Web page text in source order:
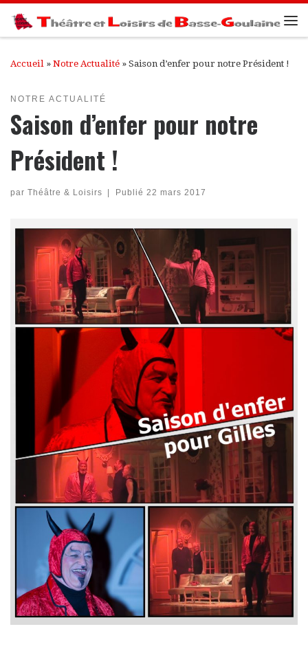
Passer au contenu
Accueil » Notre Actualité » Saison d’enfer pour notre Président !
NOTRE ACTUALITÉ
Saison d’enfer pour notre
Président !
par Théâtre & Loisirs | Publié 22 mars 2017